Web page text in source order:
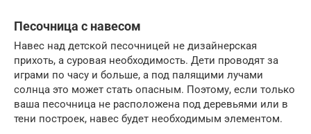
Песочница с навесом
Навес над детской песочницей не дизайнерская
прихоть, а суровая необходимость. Дети проводят за
играми по часу и больше, а под палящими лучами
солнца это может стать опасным. Поэтому, если только
ваша песочница не расположена под деревьями или в
тени построек, навес будет необходимым элементом.